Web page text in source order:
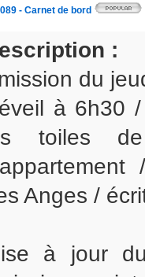
089 - Carnet de bord
:
du
à 6h30
toiles
Anges /
à jour